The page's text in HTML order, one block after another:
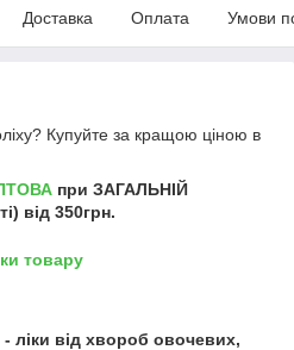
Доставка Оплата Умови
Купуйте за кращою ціною в
при ЗАГАЛЬНІЙ
від 350грн.
товару
ліки від хвороб овочевих,